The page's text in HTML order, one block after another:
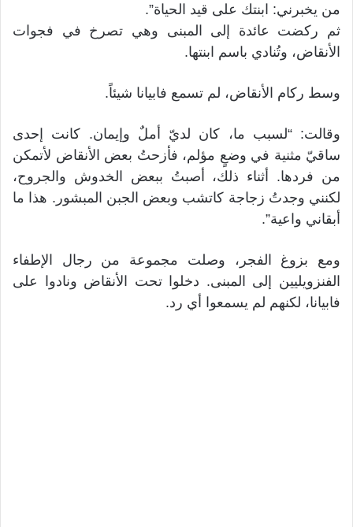
من يخبرني: ابنتك على قيد الحياة”.
ثم ركضت عائدة إلى المبنى وهي تصرخ في فجوات
الأنقاض، وتُنادي باسم ابنتها.
وسط ركام الأنقاض، لم تسمع فابيانا شيئاً.
وقالت: “لسبب ما، كان لديّ أملٌ وإيمان. كانت إحدى
ساقيّ مثنية في وضعٍ مؤلم، فأزحتُ بعض الأنقاض لأتمكن
من فردها. أثناء ذلك، أصبتُ ببعض الخدوش والجروح،
لكنني وجدتُ زجاجة كاتشب وبعض الجبن المبشور. هذا ما
أبقاني واعية”.
ومع بزوغ الفجر، وصلت مجموعة من رجال الإطفاء
الفنزويليين إلى المبنى. دخلوا تحت الأنقاض ونادوا على
فابيانا، لكنهم لم يسمعوا أي رد.